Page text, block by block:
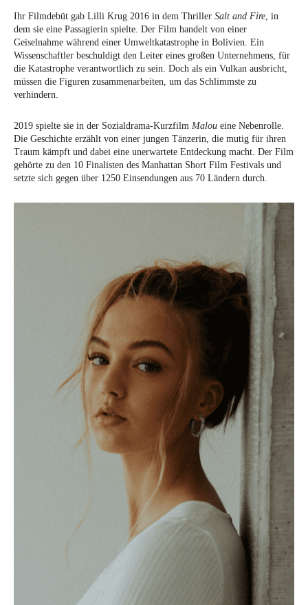
Ihr Filmdebüt gab Lilli Krug 2016 in dem Thriller Salt and Fire, in
dem sie eine Passagierin spielte. Der Film handelt von einer
Geiselnahme während einer Umweltkatastrophe in Bolivien. Ein
Wissenschaftler beschuldigt den Leiter eines großen Unternehmens, für
die Katastrophe verantwortlich zu sein. Doch als ein Vulkan ausbricht,
müssen die Figuren zusammenarbeiten, um das Schlimmste zu
verhindern.
2019 spielte sie in der Sozialdrama-Kurzfilm Malou eine Nebenrolle.
Die Geschichte erzählt von einer jungen Tänzerin, die mutig für ihren
Traum kämpft und dabei eine unerwartete Entdeckung macht. Der Film
gehörte zu den 10 Finalisten des Manhattan Short Film Festivals und
setzte sich gegen über 1250 Einsendungen aus 70 Ländern durch.